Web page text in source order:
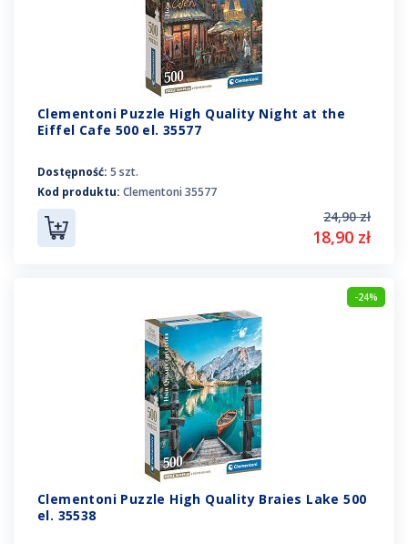
Clementoni Puzzle High Quality Night at the
Eiffel Cafe 500 el. 35577
Dostępność: 5 szt.
Kod produktu: Clementoni 35577
24,90 zł
18,90 zł
-24%
Clementoni Puzzle High Quality Braies Lake 500
el. 35538